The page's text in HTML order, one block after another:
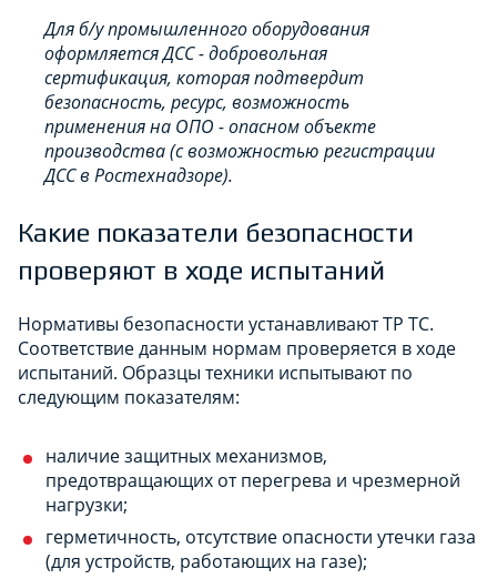
Для б/у промышленного оборудования
оформляется ДСС - добровольная
сертификация, которая подтвердит
безопасность, ресурс, возможность
применения на ОПО - опасном объекте
производства (с возможностью регистрации
ДСС в Ростехнадзоре).
Какие показатели безопасности
проверяют в ходе испытаний
Нормативы безопасности устанавливают ТР ТС.
Соответствие данным нормам проверяется в ходе
испытаний. Образцы техники испытывают по
следующим показателям:
наличие защитных механизмов,
предотвращающих от перегрева и чрезмерной
нагрузки;
герметичность, отсутствие опасности утечки газа
(для устройств, работающих на газе);